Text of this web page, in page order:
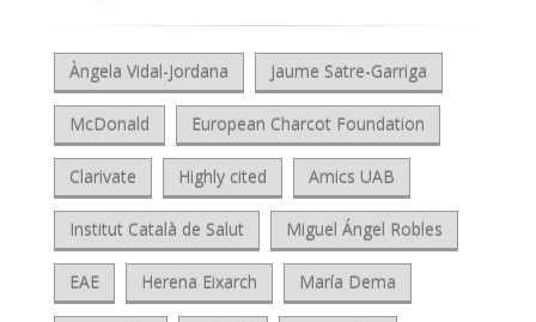
Àngela Vidal-Jordana Jaume Satre-Garriga
McDonald European Charcot Foundation
Clarivate Highly cited Amics UAB
Institut Català de Salut Miguel Ángel Robles
EAE Herena Eixarch María Dema